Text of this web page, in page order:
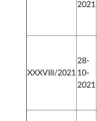
2021
XXXVIII/2021
28-
10-
2021